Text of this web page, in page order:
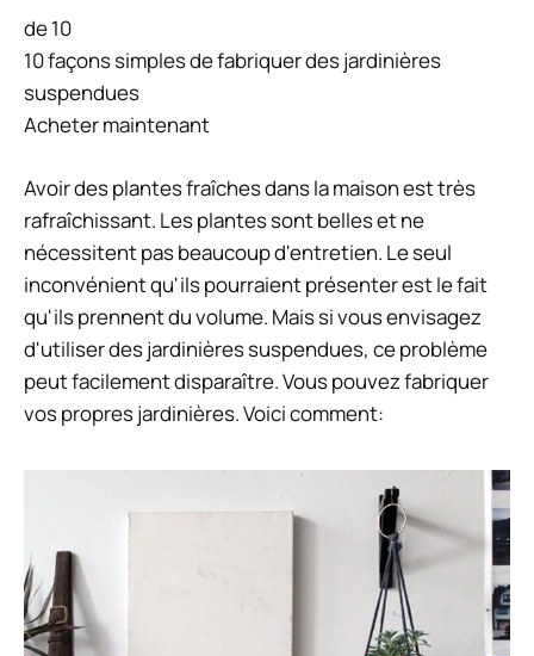
de 10
10 façons simples de fabriquer des jardinières
suspendues
Acheter maintenant
Avoir des plantes fraîches dans la maison est très
rafraîchissant. Les plantes sont belles et ne
nécessitent pas beaucoup d'entretien. Le seul
inconvénient qu'ils pourraient présenter est le fait
qu'ils prennent du volume. Mais si vous envisagez
d'utiliser des jardinières suspendues, ce problème
peut facilement disparaître. Vous pouvez fabriquer
vos propres jardinières. Voici comment: